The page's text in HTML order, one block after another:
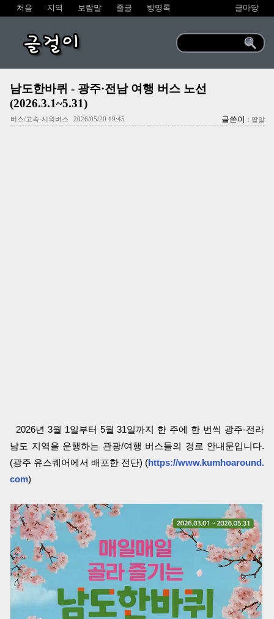
처음 지역 보람말 줄글 방명록 글마당
글걸이
남도한바퀴 - 광주·전남 여행 버스 노선
(2026.3.1~5.31)
버스/고속·시외버스 2026/05/20 19:45 글쓴이 : 팥알
2026년 3월 1일부터 5월 31일까지 한 주에 한 번씩 광주-전라
남도 지역을 운행하는 관광/여행 버스들의 경로 안내문입니다.
(광주 유스퀘어에서 배포한 전단) (https://www.kumhoaround.
com)